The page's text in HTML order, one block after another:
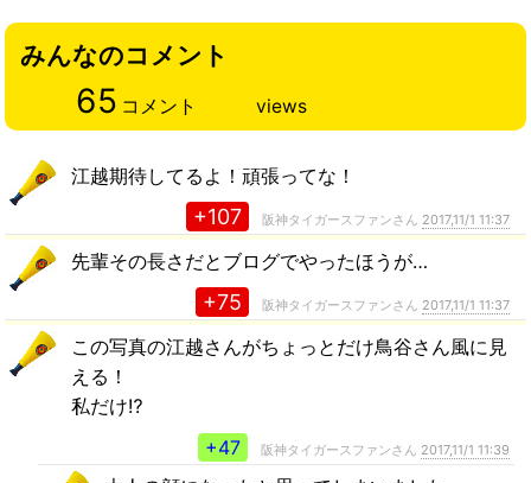
みんなのコメント
65 コメント views
江越期待してるよ！頑張ってな！
+107 阪神タイガースファンさん 2017,11/1 11:37
先輩その長さだとブログでやったほうが…
+75 阪神タイガースファンさん 2017,11/1 11:37
この写真の江越さんがちょっとだけ鳥谷さん風に見
える！
私だけ⁉︎
+47
阪神タイガースファンさん 2017,11/1 11:39